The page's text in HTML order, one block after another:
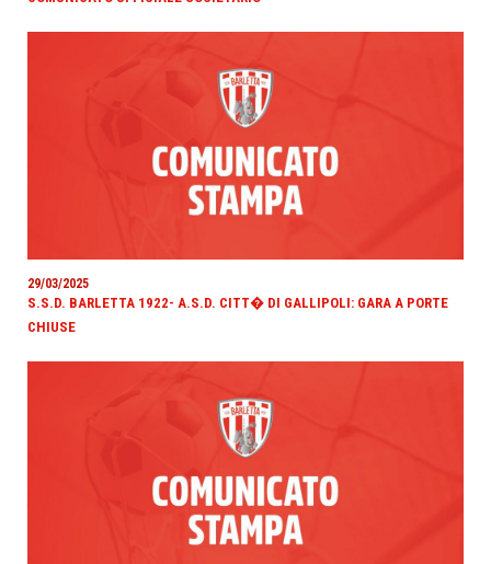
29/03/2025
S.S.D. BARLETTA 1922- A.S.D. CITT� DI GALLIPOLI: GARA A PORTE
CHIUSE